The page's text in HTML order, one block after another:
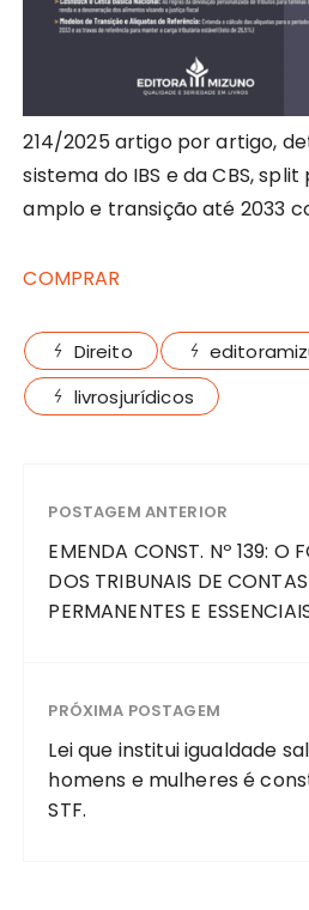
214/2025 artigo por artigo,
sistema do IBS e da CBS,
amplo e transição até 2033
COMPRAR
Direito
livrosjurídicos
POSTAGEM ANTERIOR
EMENDA CONST. Nº 139: O
DOS TRIBUNAIS DE
PERMANENTES E
PRÓXIMA POSTAGEM
Lei que institui igualdade
homens e mulheres é
STF.